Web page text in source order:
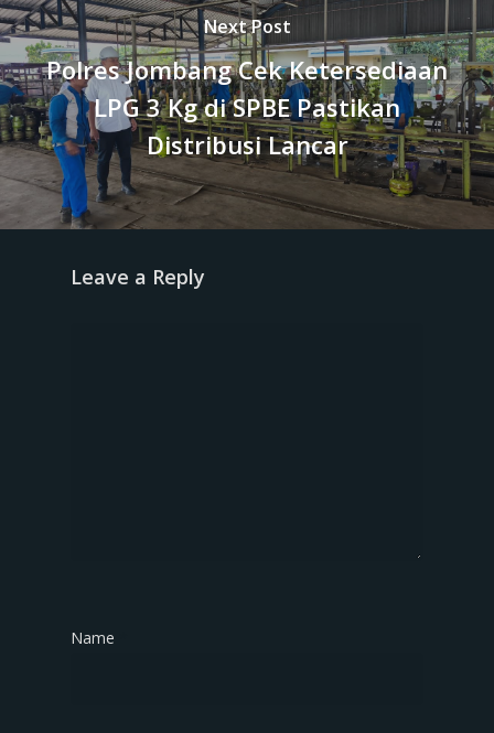
Next Post
Polres Jombang Cek Ketersediaan
LPG 3 Kg di SPBE Pastikan
Distribusi Lancar
Leave a Reply
Name